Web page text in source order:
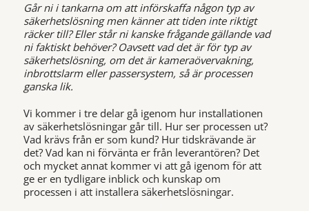
Går ni i tankarna om att införskaffa någon typ av
säkerhetslösning men känner att tiden inte riktigt
räcker till? Eller står ni kanske frågande gällande vad
ni faktiskt behöver? Oavsett vad det är för typ av
säkerhetslösning, om det är kameraövervakning,
inbrottslarm eller passersystem, så är processen
ganska lik.
Vi kommer i tre delar gå igenom hur installationen
av säkerhetslösningar går till. Hur ser processen ut?
Vad krävs från er som kund? Hur tidskrävande är
det? Vad kan ni förvänta er från leverantören? Det
och mycket annat kommer vi att gå igenom för att
ge er en tydligare inblick och kunskap om
processen i att installera säkerhetslösningar.